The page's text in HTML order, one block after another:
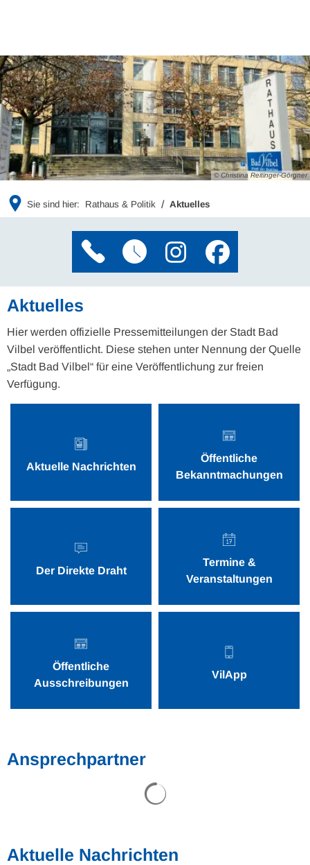
© Christina Reitinger-Görgner
Sie sind hier: Rathaus & Politik Aktuelles
Aktuelles
Hier werden offizielle Pressemitteilungen der Stadt Bad
Vilbel veröffentlicht. Diese stehen unter Nennung der Quelle
„Stadt Bad Vilbel“ für eine Veröffentlichung zur freien
Verfügung.
Aktuelle Nachrichten
Öffentliche
Bekanntmachungen
Der Direkte Draht
Termine &
Veranstaltungen
Öffentliche
Ausschreibungen
VilApp
Ansprechpartner
Aktuelle Nachrichten